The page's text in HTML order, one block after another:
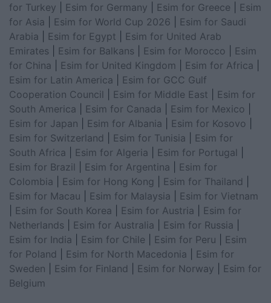
for Turkey
Esim for Germany Esim for Greece
Esim
for Asia
Esim for World Cup 2026
Esim for Saudi
Arabia
Esim for Egypt
Esim for United Arab
Emirates
Esim for Balkans Esim for Morocco
Esim
for China
Esim for United Kingdom Esim for Africa
Esim for Latin America
Esim for GCC Gulf
Cooperation Council
Esim for Middle East
Esim for
South America
Esim for Canada Esim for Mexico
Esim for Japan
Esim for Albania Esim for Kosovo
Esim for Switzerland
Esim for Tunisia
Esim for
South Africa
Esim for Algeria Esim for Portugal
Esim for Brazil
Esim for Argentina
Esim for
Colombia
Esim for Hong Kong Esim for Thailand
Esim for Macau
Esim for Malaysia
Esim for Vietnam
Esim for South Korea Esim for Austria
Esim for
Netherlands
Esim for Australia Esim for Russia
Esim for India
Esim for Chile Esim for Peru
Esim
for Poland
Esim for North Macedonia
Esim for
Sweden
Esim for Finland Esim for Norway
Esim for
Belgium